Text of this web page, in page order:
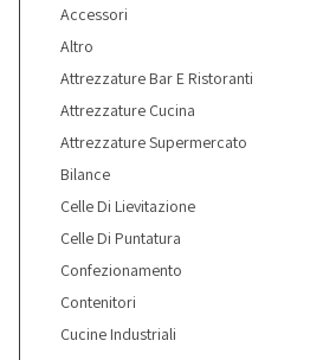
Accessori
Altro
Attrezzature Bar E Ristoranti
Attrezzature Cucina
Attrezzature Supermercato
Bilance
Celle Di Lievitazione
Celle Di Puntatura
Confezionamento
Contenitori
Cucine Industriali